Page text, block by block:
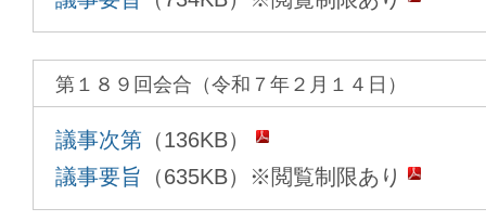
第１８９回会合（令和７年２月１４日）
議事次第 （136KB）
議事要旨 （635KB）※閲覧制限あり